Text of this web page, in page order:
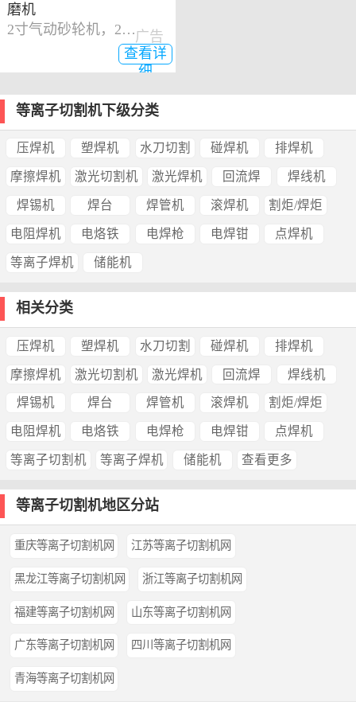
磨机
2寸气动砂轮机，2寸气动角磨机
查看详
细
广告
等离子切割机下级分类
压焊机 塑焊机 水刀切割 碰焊机 排焊机
摩擦焊机 激光切割机 激光焊机 回流焊 焊线机
焊锡机 焊台 焊管机 滚焊机 割炬/焊炬
电阻焊机 电烙铁 电焊枪 电焊钳 点焊机
等离子焊机 储能机
相关分类
压焊机 塑焊机 水刀切割 碰焊机 排焊机
摩擦焊机 激光切割机 激光焊机 回流焊 焊线机
焊锡机 焊台 焊管机 滚焊机 割炬/焊炬
电阻焊机 电烙铁 电焊枪 电焊钳 点焊机
等离子切割机 等离子焊机 储能机 查看更多
等离子切割机地区分站
重庆等离子切割机网 江苏等离子切割机网
黑龙江等离子切割机网 浙江等离子切割机网
福建等离子切割机网 山东等离子切割机网
广东等离子切割机网 四川等离子切割机网
青海等离子切割机网